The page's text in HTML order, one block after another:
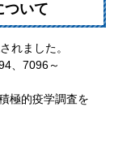
ついて
れました。
、7096～
極的疫学調査を